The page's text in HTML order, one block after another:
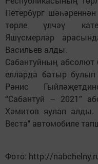
Петербург
төрле үлчәү
Яшүсмерләр
Васильев алды.
Сабантуйның
елларда батыр
Рәнис
“Сабантуй – 2021”
Хәмитов яулап
Веста" автомобиле
Фото: http://